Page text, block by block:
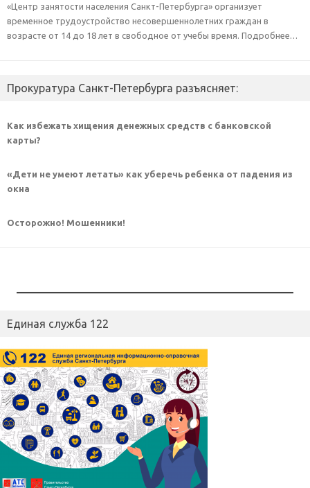
«Центр занятости населения Санкт-Петербурга» организует
временное трудоустройство несовершеннолетних граждан в
возрасте от 14 до 18 лет в свободное от учебы время. Подробнее…
Прокуратура Санкт-Петербурга разъясняет:
Как избежать хищения денежных средств с банковской
карты?
«Дети не умеют летать» как уберечь ребенка от падения из
окна
Осторожно! Мошенники!
Единая служба 122